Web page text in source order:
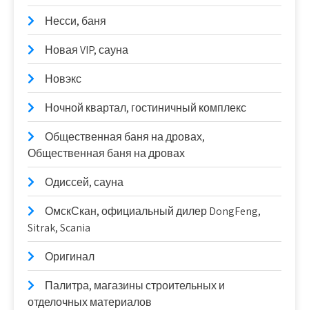
Несси, баня
Новая VIP, сауна
Новэкс
Ночной квартал, гостиничный комплекс
Общественная баня на дровах,
Общественная баня на дровах
Одиссей, сауна
ОмскСкан, официальный дилер DongFeng,
Sitrak, Scania
Оригинал
Палитра, магазины строительных и
отделочных материалов